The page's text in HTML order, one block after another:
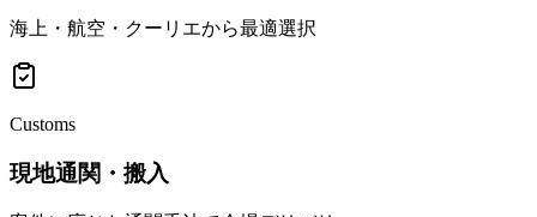
海上・航空・クーリエから最適選択
Customs
現地通関・搬入